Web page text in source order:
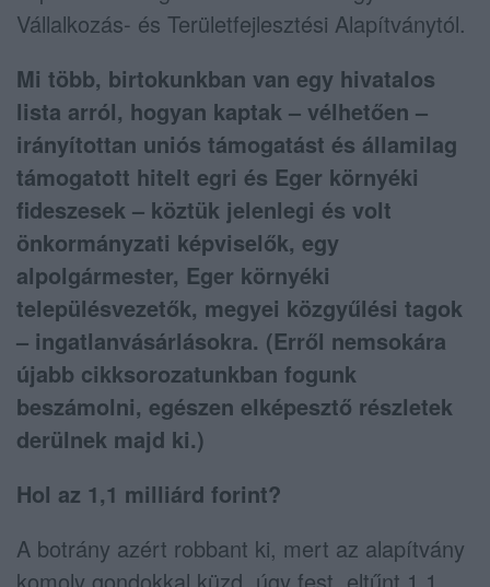
Vállalkozás- és Területfejlesztési Alapítványtól.
Mi több, birtokunkban van egy hivatalos
lista arról, hogyan kaptak – vélhetően –
irányítottan uniós támogatást és államilag
támogatott hitelt egri és Eger környéki
fideszesek – köztük jelenlegi és volt
önkormányzati képviselők, egy
alpolgármester, Eger környéki
településvezetők, megyei közgyűlési tagok
– ingatlanvásárlásokra. (Erről nemsokára
újabb cikksorozatunkban fogunk
beszámolni, egészen elképesztő részletek
derülnek majd ki.)
Hol az 1,1 milliárd forint?
A botrány azért robbant ki, mert az alapítvány
komoly gondokkal küzd, úgy fest, eltűnt 1,1